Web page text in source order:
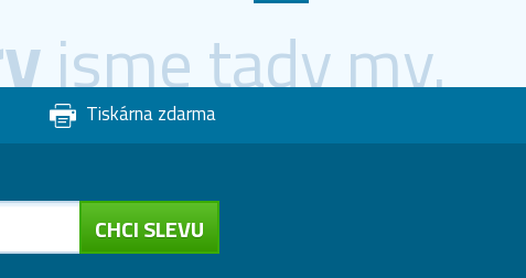
jsme tady my.
Tiskárna zdarma
CHCI SLEVU